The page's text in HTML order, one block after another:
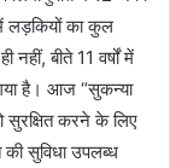
लड़कियों का कुल
बीते 11 वर्षों में
है। आज “सुकन्या
सुरक्षित करने के लिए
सुविधा उपलब्ध